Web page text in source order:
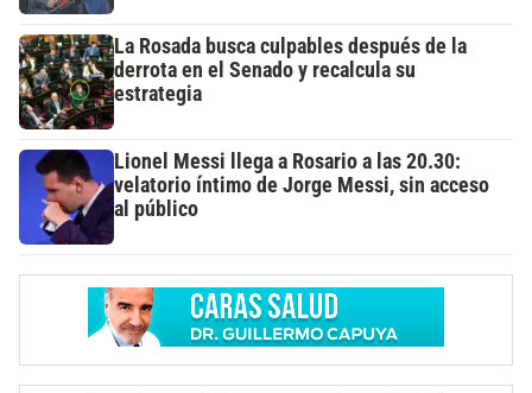
La Rosada busca culpables después de la
derrota en el Senado y recalcula su
estrategia
Lionel Messi llega a Rosario a las 20.30:
velatorio íntimo de Jorge Messi, sin acceso
al público